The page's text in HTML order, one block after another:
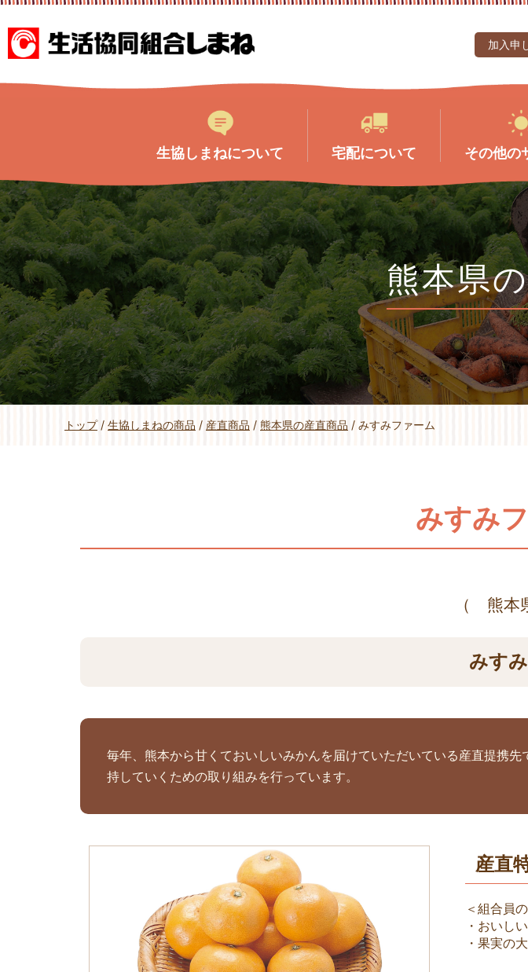
このページの本文へ
加入申
生協しまねについて 宅配について その他の
熊本県
現
トップ/ 生協しまねの商品 / 産直商品 / 熊本県の産直商品 / みすみファーム
みすみ
（ 熊本
みす
毎年、熊本から甘くておいしいみかんを届けていただいている産直提携
持していくための取り組みを行っています。
産直
＜組合員
・おいし
・果実の